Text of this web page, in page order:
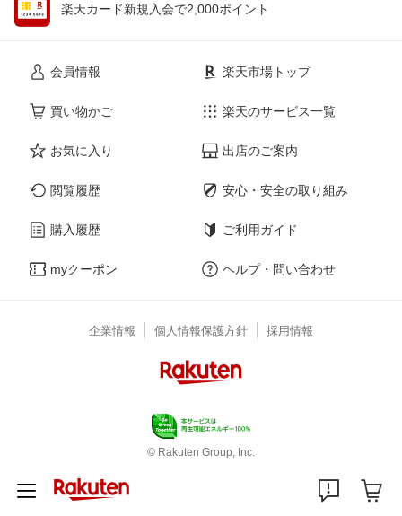
楽天カード新規入会で2,000ポイント
会員情報
買い物かご
お気に入り
閲覧履歴
購入履歴
myクーポン
楽天市場トップ
楽天のサービス一覧
出店のご案内
安心・安全の取り組み
ご利用ガイド
ヘルプ・問い合わせ
企業情報 個人情報保護方針 採用情報
© Rakuten Group, Inc.